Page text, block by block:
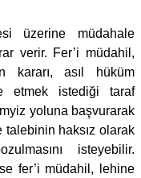
üzerine müdahale
verir. Fer’i müdahil,
kararı, asıl hüküm
etmek istediği taraf
yoluna başvurarak
haksız olarak
isteyebilir.
fer’i müdahil, lehine